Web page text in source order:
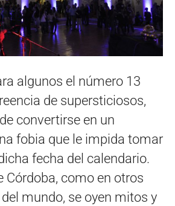
algunos el número 13
de supersticiosos,
convertirse en un
fobia que le impida tomar
fecha del calendario.
Córdoba, como en otros
mundo, se oyen mitos y